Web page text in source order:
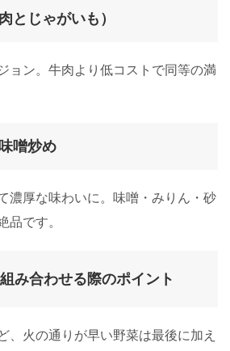
とじゃがいも）
ョン。牛肉より低コストで同等の満
噌炒め
濃厚な味わいに。味噌・みりん・砂
品です。
み合わせる際のポイント
、火の通りが早い野菜は最後に加え